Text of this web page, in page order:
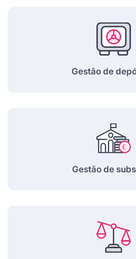
Gestão de
Gestão de